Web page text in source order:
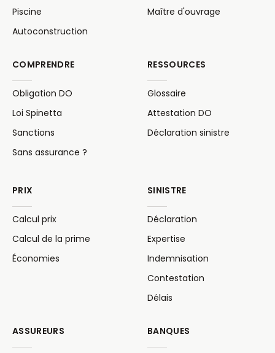
Piscine
Autoconstruction
Maître d'ouvrage
COMPRENDRE
Obligation DO
Loi Spinetta
Sanctions
Sans assurance ?
RESSOURCES
Glossaire
Attestation DO
Déclaration sinistre
PRIX
Calcul prix
Calcul de la prime
Économies
SINISTRE
Déclaration
Expertise
Indemnisation
Contestation
Délais
ASSUREURS BANQUES